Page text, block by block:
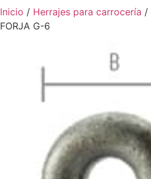
Inicio / Herrajes para carrocería /
FORJA G-6